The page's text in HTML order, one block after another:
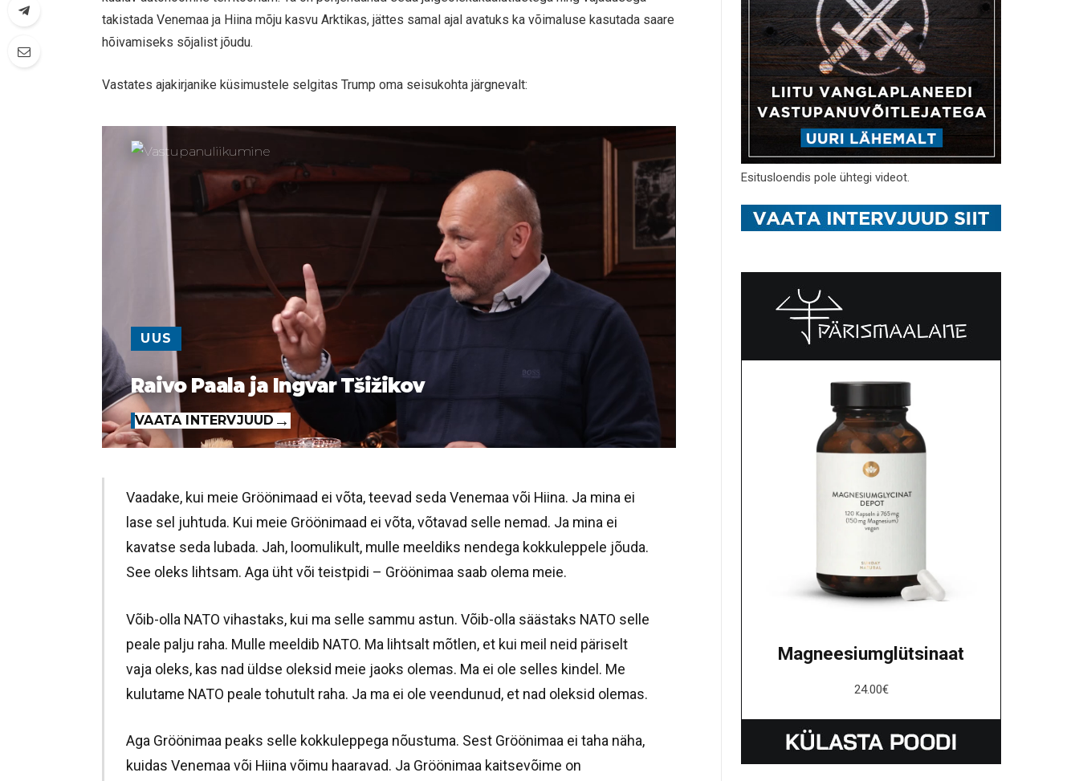
takistada Venemaa ja Hiina mõju kasvu Arktikas, jättes samal ajal avatuks ka võimaluse kasutada saare
hõivamiseks sõjalist jõudu.
Vastates ajakirjanike küsimustele selgitas Trump oma seisukohta järgnevalt:
UUS
Raivo Paala ja Ingvar Tšižikov
VAATA INTERVJUUD
Vaadake, kui meie Gröönimaad ei võta, teevad seda Venemaa või Hiina. Ja mina ei
lase sel juhtuda. Kui meie Gröönimaad ei võta, võtavad selle nemad. Ja mina ei
kavatse seda lubada. Jah, loomulikult, mulle meeldiks nendega kokkuleppele jõuda.
See oleks lihtsam. Aga üht või teistpidi – Gröönimaa saab olema meie.
Võib-olla NATO vihastaks, kui ma selle sammu astun. Võib-olla säästaks NATO selle
peale palju raha. Mulle meeldib NATO. Ma lihtsalt mõtlen, et kui meil neid päriselt
vaja oleks, kas nad üldse oleksid meie jaoks olemas. Ma ei ole selles kindel. Me
kulutame NATO peale tohutult raha. Ja ma ei ole veendunud, et nad oleksid olemas.
Aga Gröönimaa peaks selle kokkuleppega nõustuma. Sest Gröönimaa ei taha näha,
kuidas Venemaa või Hiina võimu haaravad. Ja Gröönimaa kaitsevõime on
Esitusloendis pole ühtegi videot.
Magneesiumglütsinaat
24.00€